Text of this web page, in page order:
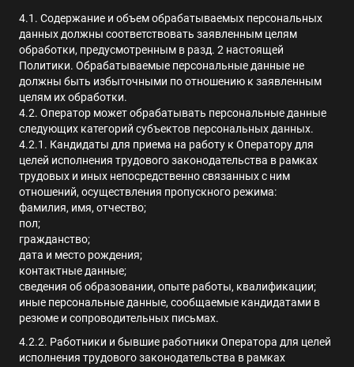
4.1. Содержание и объем обрабатываемых персональных
данных должны соответствовать заявленным целям
обработки, предусмотренным в разд. 2 настоящей
Политики. Обрабатываемые персональные данные не
должны быть избыточными по отношению к заявленным
целям их обработки.
4.2. Оператор может обрабатывать персональные данные
следующих категорий субъектов персональных данных.
4.2.1. Кандидаты для приема на работу к Оператору для
целей исполнения трудового законодательства в рамках
трудовых и иных непосредственно связанных с ним
отношений, осуществления пропускного режима:
фамилия, имя, отчество;
пол;
гражданство;
дата и место рождения;
контактные данные;
сведения об образовании, опыте работы, квалификации;
иные персональные данные, сообщаемые кандидатами в
резюме и сопроводительных письмах.
4.2.2. Работники и бывшие работники Оператора для целей
исполнения трудового законодательства в рамках